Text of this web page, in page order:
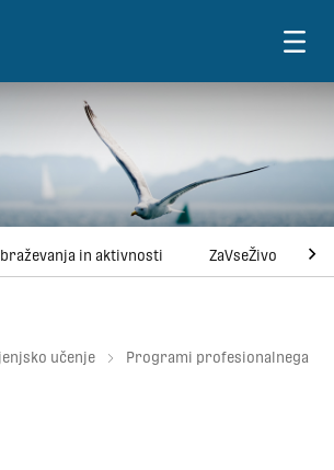
in aktivnosti ZaVseŽivo
učenje Programi profesionalnega